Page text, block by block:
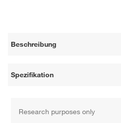
Beschreibung
Spezifikation
Research purposes only